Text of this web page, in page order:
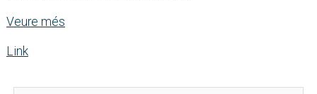
Veure més
Link